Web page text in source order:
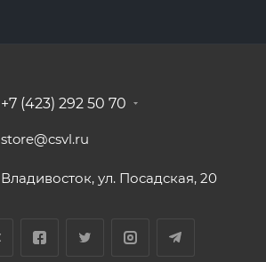
+7 (423) 292 50 70
store@csvl.ru
Владивосток, ул. Посадская, 20